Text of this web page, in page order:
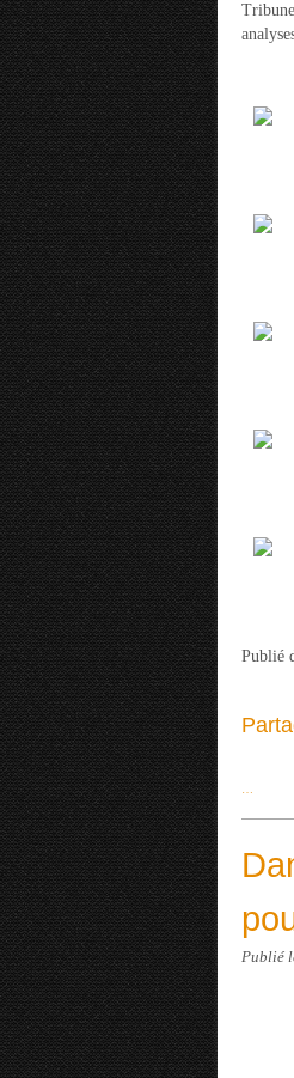
Publié
Publié